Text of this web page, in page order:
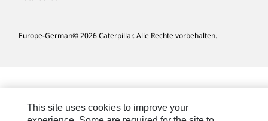
Europe-German© 2026 Caterpillar. Alle Rechte vorbehalten.
This site uses cookies to improve your